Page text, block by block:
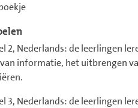
2, Nederlands: de leerlingen
informatie, het uitbrengen
3, Nederlands: de leerlingen